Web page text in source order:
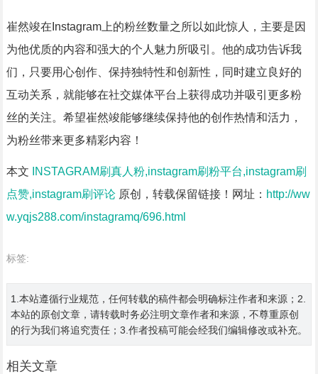
崔然竣在Instagram上的粉丝数量之所以如此惊人，主要是因
为他优质的内容和强大的个人魅力所吸引。他的成功告诉我
们，只要用心创作、保持独特性和创新性，同时建立良好的
互动关系，就能够在社交媒体平台上获得成功并吸引更多粉
丝的关注。希望崔然竣能够继续保持他的创作热情和活力，
为粉丝带来更多精彩内容！
本文
INSTAGRAM刷真人粉,instagram刷粉平台,instagram刷
点赞,instagram刷评论原创，转载保留链接！网址： http://ww
w.yqjs288.com/instagramq/696.html
标签:
1.本站遵循行业规范，任何转载的稿件都会明确标注作者和来源；2.
本站的原创文章，请转载时务必注明文章作者和来源，不尊重原创
的行为我们将追究责任；3.作者投稿可能会经我们编辑修改或补充。
相关文章